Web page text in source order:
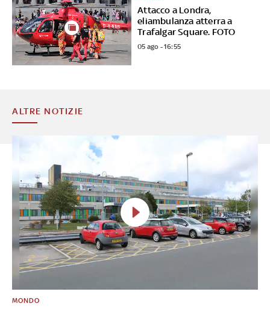
Attacco a Londra,
eliambulanza atterra a
Trafalgar Square. FOTO
05 ago - 16:55
ALTRE NOTIZIE
MONDO